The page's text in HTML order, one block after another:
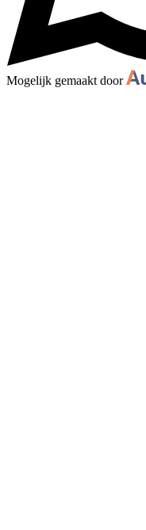
Mogelijk gemaakt door